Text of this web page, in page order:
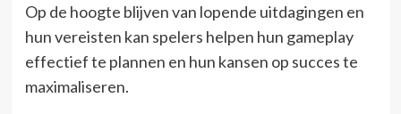
Op de hoogte blijven van lopende uitdagingen en
hun vereisten kan spelers helpen hun gameplay
effectief te plannen en hun kansen op succes te
maximaliseren.